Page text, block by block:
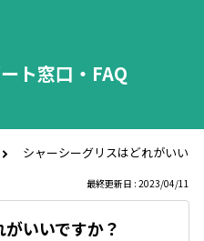
ト窓口・FAQ
シャーシーグリスはどれがいいで
最終更新日 : 2023/04/11
いいですか？